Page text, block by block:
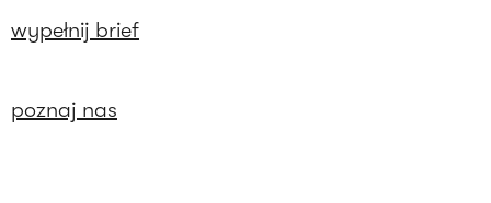
wypełnij brief
poznaj nas